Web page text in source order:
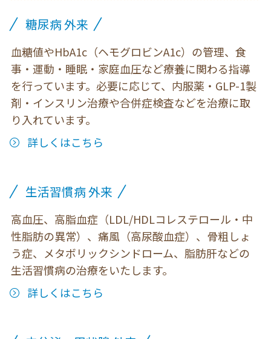
糖尿病 外来
血糖値やHbA1c（ヘモグロビンA1c）の管理、食
事・運動・睡眠・家庭血圧など療養に関わる指導
を行っています。必要に応じて、内服薬・GLP-1製
剤・インスリン治療や合併症検査などを治療に取
り入れています。
詳しくはこちら
生活習慣病 外来
高血圧、高脂血症（LDL/HDLコレステロール・中
性脂肪の異常）、痛風（高尿酸血症）、骨粗しょ
う症、メタボリックシンドローム、脂肪肝などの
生活習慣病の治療をいたします。
詳しくはこちら